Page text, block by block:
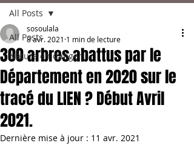
All Posts
Nature en danger
All Posts
300 arbres abattus par le
Département en 2020 sur le
tracé du LIEN ? Début Avril
2021.
sosoulala
8 avr. 2021 1 min de lecture
Dernière mise à jour : 11 avr. 2021